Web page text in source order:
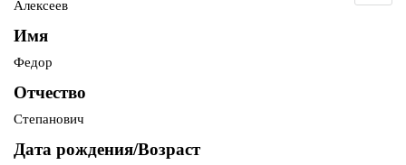
Алексеев
Имя
Федор
Отчество
Степанович
Дата рождения/Возраст